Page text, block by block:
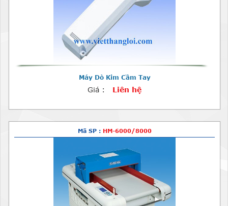
Máy Dò Kim Cầm Tay
Giá : Liên hệ
Mã SP : HM-6000/8000